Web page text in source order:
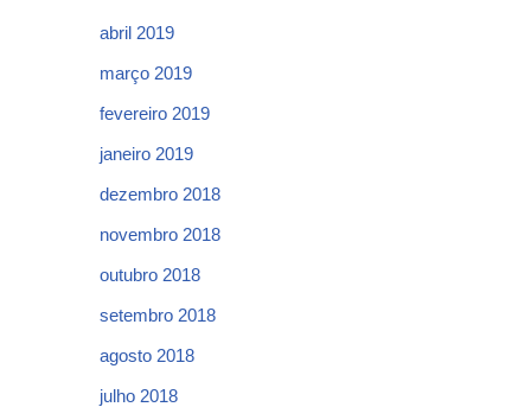
abril 2019
março 2019
fevereiro 2019
janeiro 2019
dezembro 2018
novembro 2018
outubro 2018
setembro 2018
agosto 2018
julho 2018